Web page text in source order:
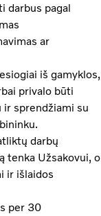
darbus pagal
ar
iš gamyklos,
privalo būti
sprendžiami su
darbų
tenka Užsakovui, o
ir išlaidos
per 30